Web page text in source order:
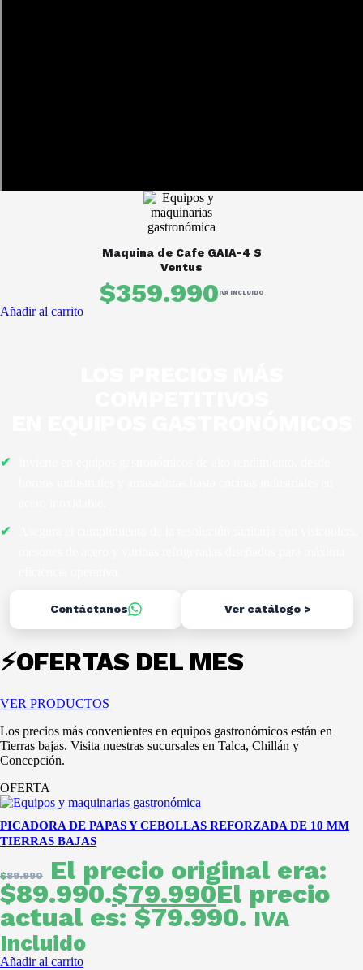
Maquina de Cafe GAIA-4 S
Ventus
$359.990 IVA INCLUIDO
Añadir al carrito
Contáctanos Ver catálogo >
⚡OFERTAS DEL MES
VER PRODUCTOS
Los precios más convenientes en equipos gastronómicos están en
Tierras bajas. Visita nuestras sucursales en Talca, Chillán y
Concepción.
OFERTA
PICADORA DE PAPAS Y CEBOLLAS REFORZADA DE 10 MM
TIERRAS BAJAS
$89.990 El precio original era:
$89.990.$79.990El precio
actual es: $79.990. IVA
Incluido
Añadir al carrito